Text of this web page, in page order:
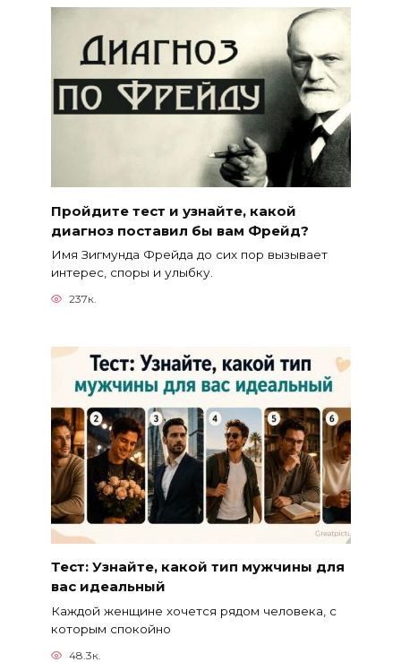
Пройдите тест и узнайте, какой
диагноз поставил бы вам Фрейд?
Имя Зигмунда Фрейда до сих пор вызывает
интерес, споры и улыбку.
237к.
Тест: Узнайте, какой тип мужчины для
вас идеальный
Каждой женщине хочется рядом человека, с
которым спокойно
48.3к.